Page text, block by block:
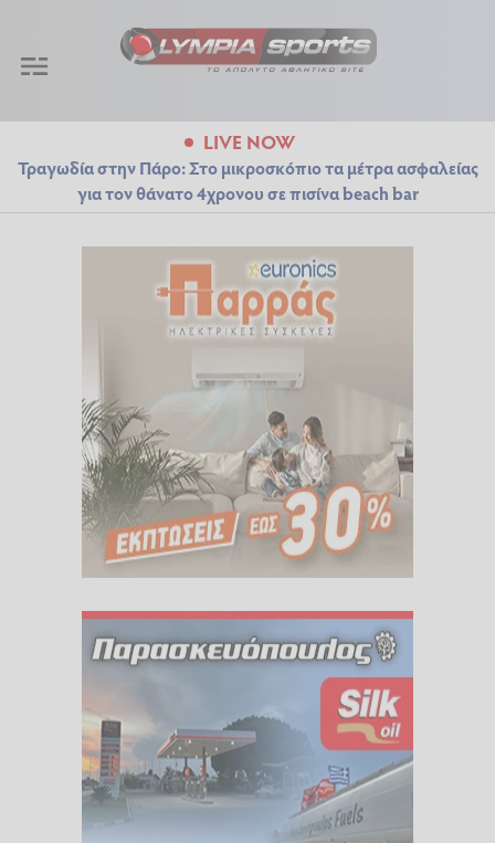
LIVE NOW
Τραγωδία στην Πάρο: Στο μικροσκόπιο τα μέτρα ασφαλείας
για τον θάνατο 4χρονου σε πισίνα beach bar